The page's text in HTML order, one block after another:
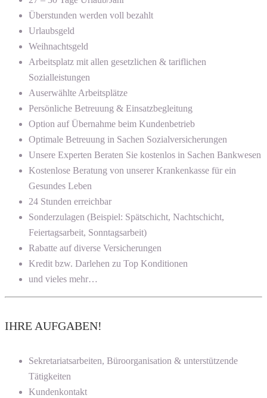
Überstunden werden voll bezahlt
Urlaubsgeld
Weihnachtsgeld
Arbeitsplatz mit allen gesetzlichen & tariflichen
Sozialleistungen
Auserwählte Arbeitsplätze
Persönliche Betreuung & Einsatzbegleitung
Option auf Übernahme beim Kundenbetrieb
Optimale Betreuung in Sachen Sozialversicherungen
Unsere Experten Beraten Sie kostenlos in Sachen Bankwesen
Kostenlose Beratung von unserer Krankenkasse für ein
Gesundes Leben
24 Stunden erreichbar
Sonderzulagen (Beispiel: Spätschicht, Nachtschicht,
Feiertagsarbeit, Sonntagsarbeit)
Rabatte auf diverse Versicherungen
Kredit bzw. Darlehen zu Top Konditionen
und vieles mehr…
IHRE AUFGABEN!
Sekretariatsarbeiten, Büroorganisation & unterstützende
Tätigkeiten
Kundenkontakt